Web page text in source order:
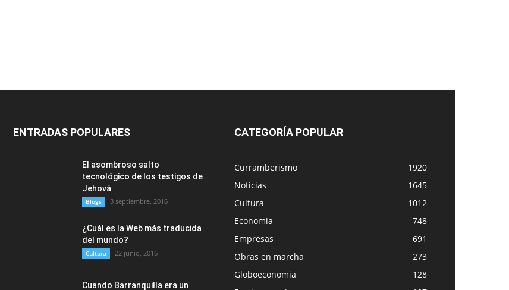
ENTRADAS POPULARES
El asombroso salto
tecnológico de los testigos de
Jehová
Blogs 3 septiembre, 2016
¿Cuál es la Web más traducida
del mundo?
Cultura 22 junio, 2016
Cuando Barranquilla era un
CATEGORÍA POPULAR
Curramberismo
1920
Noticias
1645
Cultura
1012
Economia
748
Empresas
691
Obras en marcha
273
Globoeconomia
128